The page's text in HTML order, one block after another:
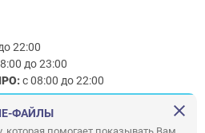
22:00
до 23:00
:с 08:00 до 22:00
ФАЙЛЫ